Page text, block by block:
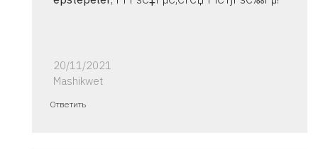
20/11/2021
Mashikwet
Ответ
Ответить